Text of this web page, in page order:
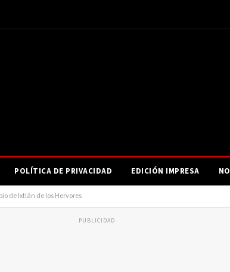
POLÍTICA DE PRIVACIDAD EDICIÓN IMPRESA
de Ixtlán de los Hervores
PUBLICIDAD